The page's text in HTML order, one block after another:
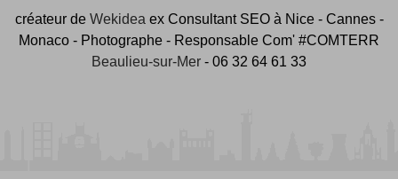
créateur de Wekidea ex Consultant SEO à Nice - Cannes -
Monaco - Photographe - Responsable Com' #COMTERR
Beaulieu-sur-Mer - 06 32 64 61 33